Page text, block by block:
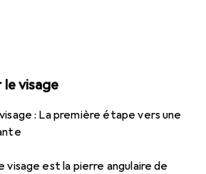
visage
: La première étape vers une
est la pierre angulaire de